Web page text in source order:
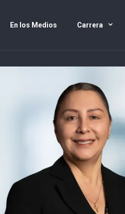
En los Medios Carrera